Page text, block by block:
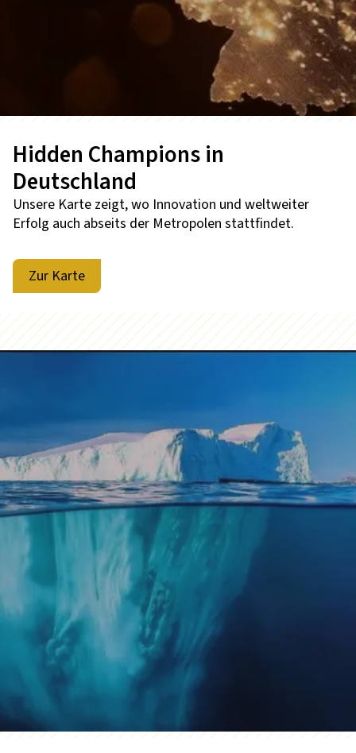
Hidden Champions in
Deutschland
Unsere Karte zeigt, wo Innovation und weltweiter
Erfolg auch abseits der Metropolen stattfindet.
Zur Karte